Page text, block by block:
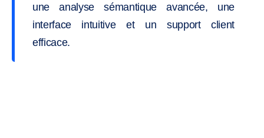
une analyse sémantique avancée, une
interface intuitive et un support client
efficace.